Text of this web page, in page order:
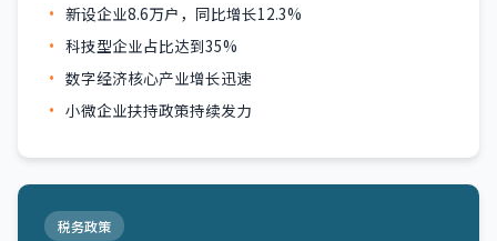
新设企业8.6万户，同比增长12.3%
科技型企业占比达到35%
数字经济核心产业增长迅速
小微企业扶持政策持续发力
税务政策